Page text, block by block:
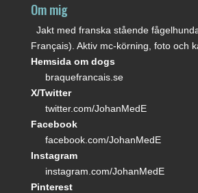
Om mig
Jakt med franska stående
Français). Aktiv mc-körning, foto och
Hemsida om dogs
braquefrancais.se
X/Twitter
twitter.com/JohanMedE
Facebook
facebook.com/JohanMedE
Instagram
instagram.com/JohanMedE
Pinterest